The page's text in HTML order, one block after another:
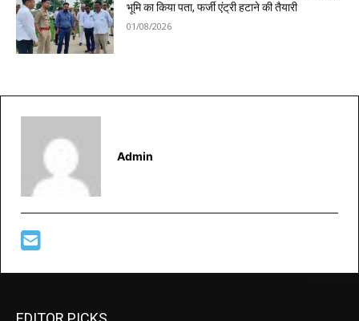
भूमि का किया पता, फर्जी एंट्री हटाने की तैयारी
01/08/2026
Admin